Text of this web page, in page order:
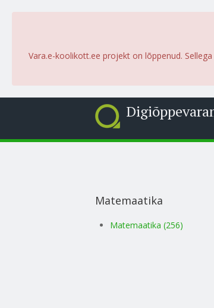
Vara.e-koolikott.ee projekt on lõppenud.
Matemaatika
Matemaatika (256)